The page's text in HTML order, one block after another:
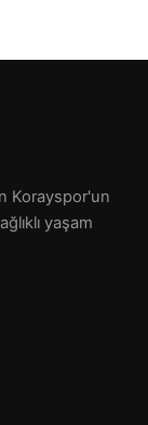
Korayspor'un
yaşam